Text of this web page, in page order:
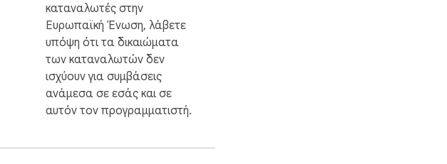
καταναλωτές στην
Ευρωπαϊκή Ένωση, λάβετε
υπόψη ότι τα δικαιώματα
των καταναλωτών δεν
ισχύουν για συμβάσεις
ανάμεσα σε εσάς και σε
αυτόν τον προγραμματιστή.